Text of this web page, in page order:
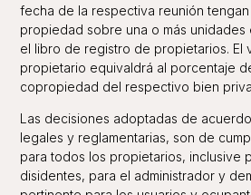
fecha de la respectiva reunión
propiedad sobre una o más unidades
el libro de registro de propietarios. El
propietario equivaldrá al porcentaje
copropiedad del respectivo bien
Las decisiones adoptadas de
legales y reglamentarias, son de
para todos los propietarios, inclusive
disidentes, para el administrador y